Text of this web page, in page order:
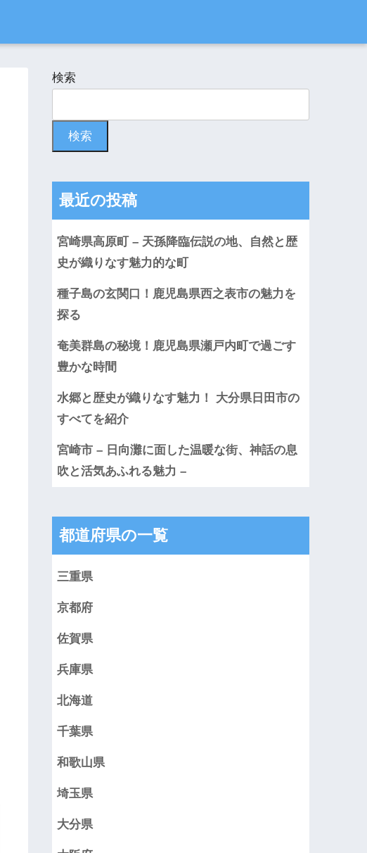
検索
検索
最近の投稿
宮崎県高原町 – 天孫降臨伝説の地、自然と歴
史が織りなす魅力的な町
種子島の玄関口！鹿児島県西之表市の魅力を
探る
奄美群島の秘境！鹿児島県瀬戸内町で過ごす
豊かな時間
水郷と歴史が織りなす魅力！ 大分県日田市の
すべてを紹介
宮崎市 – 日向灘に面した温暖な街、神話の息
吹と活気あふれる魅力 –
都道府県の一覧
三重県
京都府
佐賀県
兵庫県
北海道
千葉県
和歌山県
埼玉県
大分県